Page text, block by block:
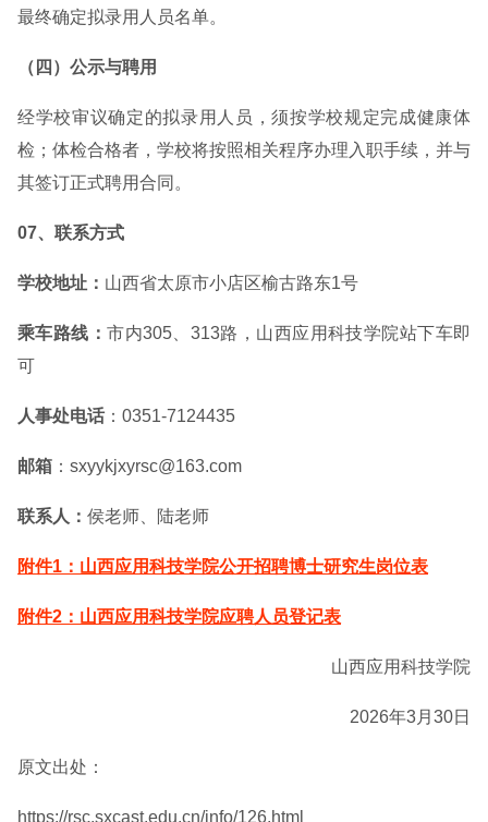
最终确定拟录用人员名单。
（四）公示与聘用
经学校审议确定的拟录用人员，须按学校规定完成健康体
检；体检合格者，学校将按照相关程序办理入职手续，并与
其签订正式聘用合同。
07、联系方式
学校地址： 山西省太原市小店区榆古路东1号
乘车路线：市内305、313路，山西应用科技学院站下车即
可
人事处电话 ：0351-7124435
邮箱 ：sxyykjxyrsc@163.com
联系人： 侯老师、陆老师
附件1：山西应用科技学院公开招聘博士研究生岗位表
附件2：山西应用科技学院应聘人员登记表
山西应用科技学院
2026年3月30日
原文出处：
https://rsc.sxcast.edu.cn/info/126.html